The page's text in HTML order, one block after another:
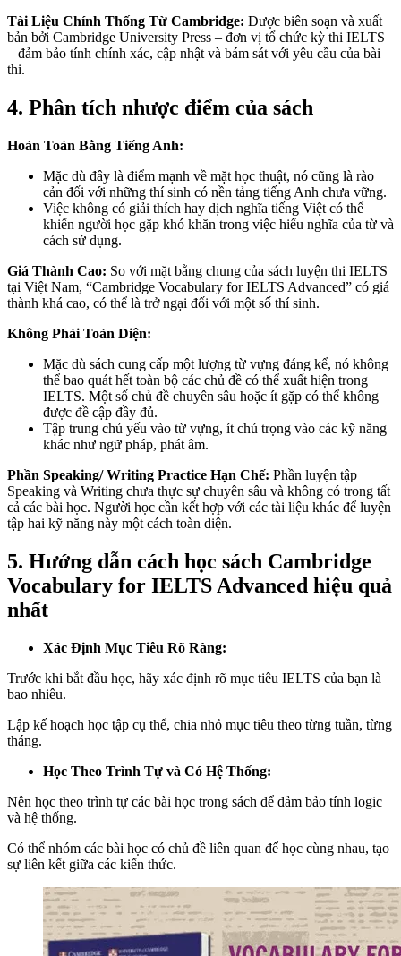
Tài Liệu Chính Thống Từ Cambridge: Được biên soạn và xuất
bản bởi Cambridge University Press – đơn vị tổ chức kỳ thi IELTS
– đảm bảo tính chính xác, cập nhật và bám sát với yêu cầu của bài
thi.
4. Phân tích nhược điểm của sách
Hoàn Toàn Bằng Tiếng Anh:
Mặc dù đây là điểm mạnh về mặt học thuật, nó cũng là rào
cản đối với những thí sinh có nền tảng tiếng Anh chưa vững.
Việc không có giải thích hay dịch nghĩa tiếng Việt có thể
khiến người học gặp khó khăn trong việc hiểu nghĩa của từ và
cách sử dụng.
Giá Thành Cao: So với mặt bằng chung của sách luyện thi IELTS
tại Việt Nam, “Cambridge Vocabulary for IELTS Advanced” có giá
thành khá cao, có thể là trở ngại đối với một số thí sinh.
Không Phải Toàn Diện:
Mặc dù sách cung cấp một lượng từ vựng đáng kể, nó không
thể bao quát hết toàn bộ các chủ đề có thể xuất hiện trong
IELTS. Một số chủ đề chuyên sâu hoặc ít gặp có thể không
được đề cập đầy đủ.
Tập trung chủ yếu vào từ vựng, ít chú trọng vào các kỹ năng
khác như ngữ pháp, phát âm.
Phần Speaking/ Writing Practice Hạn Chế: Phần luyện tập
Speaking và Writing chưa thực sự chuyên sâu và không có trong tất
cả các bài học. Người học cần kết hợp với các tài liệu khác để luyện
tập hai kỹ năng này một cách toàn diện.
5. Hướng dẫn cách học sách Cambridge
Vocabulary for IELTS Advanced hiệu quả
nhất
Xác Định Mục Tiêu Rõ Ràng:
Trước khi bắt đầu học, hãy xác định rõ mục tiêu IELTS của bạn là
bao nhiêu.
Lập kế hoạch học tập cụ thể, chia nhỏ mục tiêu theo từng tuần, từng
tháng.
Học Theo Trình Tự và Có Hệ Thống:
Nên học theo trình tự các bài học trong sách để đảm bảo tính logic
và hệ thống.
Có thể nhóm các bài học có chủ đề liên quan để học cùng nhau, tạo
sự liên kết giữa các kiến thức.